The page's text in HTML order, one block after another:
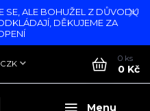
SE, ALE BOHUŽEL Z DŮVODU
DĚKUJEME ZA
Menu
CZK
0 ks
0 Kč